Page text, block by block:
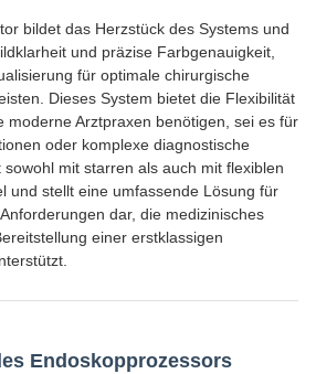
bildet das Herzstück des Systems und
und präzise Farbgenauigkeit,
für optimale chirurgische
Dieses System bietet die Flexibilität
moderne Arztpraxen benötigen, sei es für
oder komplexe diagnostische
mit starren als auch mit flexiblen
und stellt eine umfassende Lösung für
dar, die medizinisches
einer erstklassigen
Endoskopprozessors